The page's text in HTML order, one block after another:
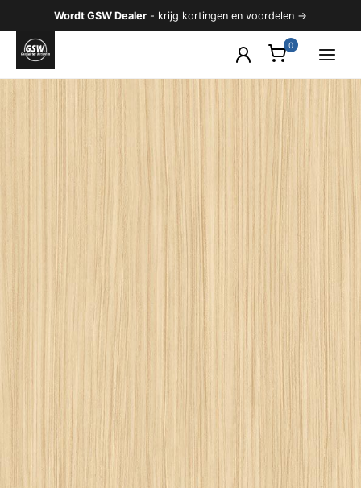
naar
inhoud
Wordt GSW Dealer - krijg kortingen en voordelen →